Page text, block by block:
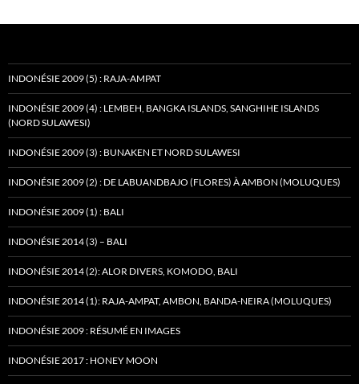
INDONÉSIE 2009 (5) : RAJA-AMPAT
INDONÉSIE 2009 (4) : LEMBEH, BANGKA ISLANDS, SANGHIHE ISLANDS
(NORD SULAWESI)
INDONÉSIE 2009 (3) : BUNAKEN ET NORD SULAWESI
INDONÉSIE 2009 (2) : DE LABUANDBAJO (FLORES) À AMBON (MOLUQUES)
INDONÉSIE 2009 (1) : BALI
INDONÉSIE 2014 (3) – BALI
INDONÉSIE 2014 (2): ALOR DIVERS, KOMODO, BALI
INDONÉSIE 2014 (1): RAJA-AMPAT, AMBON, BANDA-NEIRA (MOLUQUES)
INDONÉSIE 2009 : RÉSUMÉ EN IMAGES
INDONÉSIE 2017 : HONEY MOON